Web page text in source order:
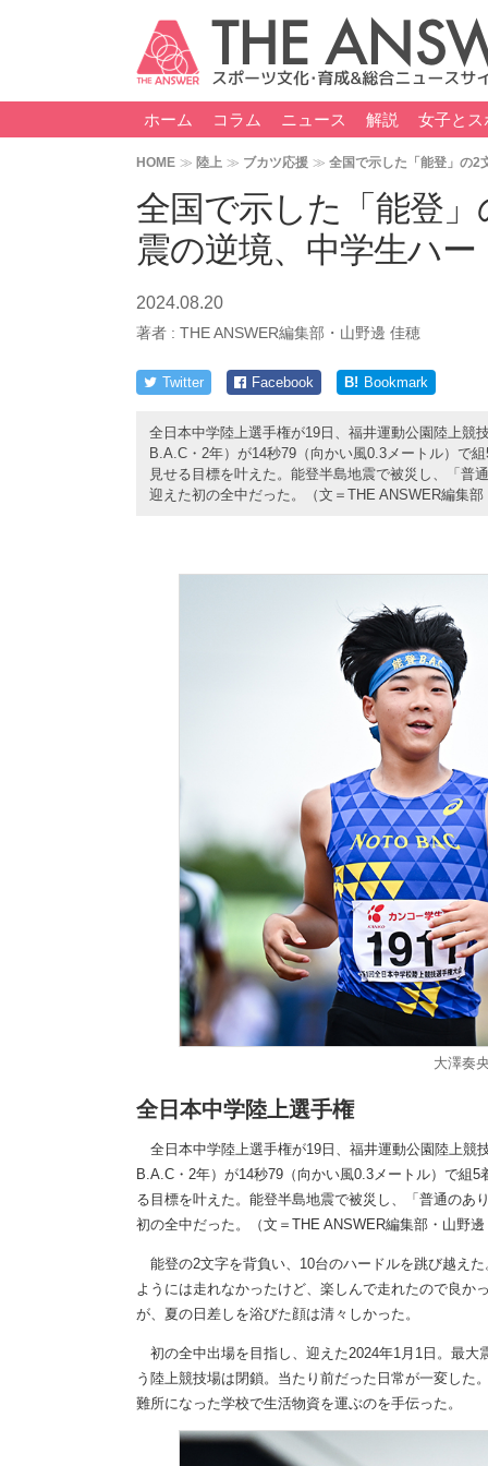
ホーム コラム ニュース 解説 女子とス
HOME 陸上 ブカツ応援 全国で示した「能登」の
全国で示した「能登
震の逆境、中学生ハ
2024.08.20
著者 : THE ANSWER編集部・山野邊 佳穂
Twitter Facebook B! Bookmark
全日本中学陸上選手権が19日、福井運動公園陸上競
B.A.C・2年）が14秒79（向かい風0.3メートル）で
見せる目標を叶えた。能登半島地震で被災し、「普
迎えた初の全中だった。（文＝THE ANSWER編集
大澤奏
全日本中学陸上選手権
全日本中学陸上選手権が19日、福井運動公園陸上競
B.A.C・2年）が14秒79（向かい風0.3メートル）で組
る目標を叶えた。能登半島地震で被災し、「普通のあ
初の全中だった。（文＝THE ANSWER編集部・山野
能登の2文字を背負い、10台のハードルを跳び越え
ようには走れなかったけど、楽しんで走れたので良か
が、夏の日差しを浴びた顔は清々しかった。
初の全中出場を目指し、迎えた2024年1月1日。最大
う陸上競技場は閉鎖。当たり前だった日常が一変した
難所になった学校で生活物資を運ぶのを手伝った。